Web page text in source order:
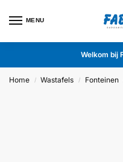
MENU
Welkom bij
Home / Wastafels / Fonteinen